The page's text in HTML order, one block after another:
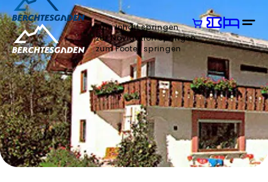
zum Inhalt springen
zur Navigation springen
zum Footer springen